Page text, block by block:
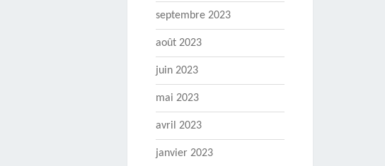
septembre 2023
août 2023
juin 2023
mai 2023
avril 2023
janvier 2023